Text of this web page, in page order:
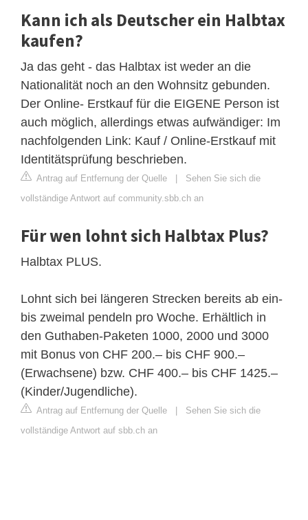
Kann ich als Deutscher ein Halbtax
kaufen?
Ja das geht - das Halbtax ist weder an die
Nationalität noch an den Wohnsitz gebunden.
Der Online- Erstkauf für die EIGENE Person ist
auch möglich, allerdings etwas aufwändiger: Im
nachfolgenden Link: Kauf / Online-Erstkauf mit
Identitätsprüfung beschrieben.
Antrag auf Entfernung der Quelle | Sehen Sie sich die
vollständige Antwort auf community.sbb.ch an
Für wen lohnt sich Halbtax Plus?
Halbtax PLUS.
Lohnt sich bei längeren Strecken bereits ab ein-
bis zweimal pendeln pro Woche. Erhältlich in
den Guthaben-Paketen 1000, 2000 und 3000
mit Bonus von CHF 200.– bis CHF 900.–
(Erwachsene) bzw. CHF 400.– bis CHF 1425.–
(Kinder/Jugendliche).
Antrag auf Entfernung der Quelle | Sehen Sie sich die
vollständige Antwort auf sbb.ch an